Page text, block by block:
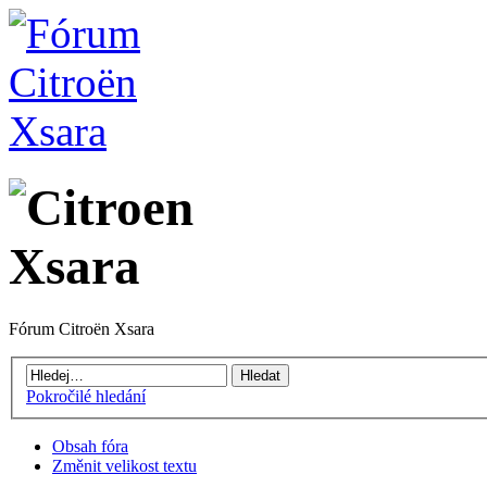
Fórum Citroën Xsara
Pokročilé hledání
Obsah fóra
Změnit velikost textu